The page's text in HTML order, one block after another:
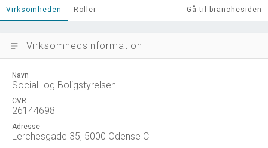
Virksomheden Roller Gå til branchesiden
subject Virksomhedsinformation
Navn
Social- og Boligstyrelsen
CVR
26144698
Adresse
Lerchesgade 35, 5000 Odense C